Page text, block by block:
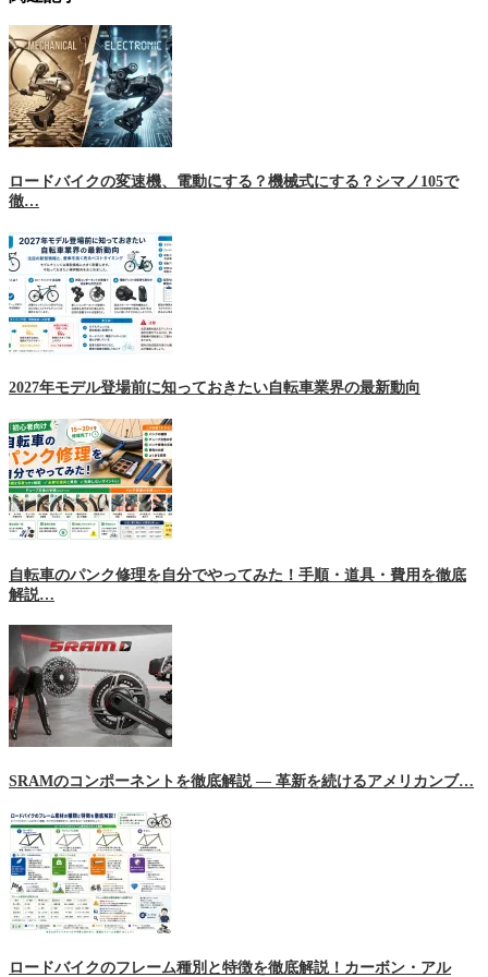
ロードバイクの変速機、電動にする？機械式にする？シマノ105で
徹…
2027年モデル登場前に知っておきたい自転車業界の最新動向
自転車のパンク修理を自分でやってみた！手順・道具・費用を徹底
解説…
SRAMのコンポーネントを徹底解説 ― 革新を続けるアメリカンブ…
ロードバイクのフレーム種別と特徴を徹底解説！カーボン・アル